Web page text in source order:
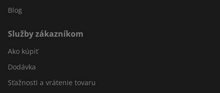
Blog
Služby zákazníkom
Ako kúpiť
Dodávka
Sťažnosti a vrátenie tovaru